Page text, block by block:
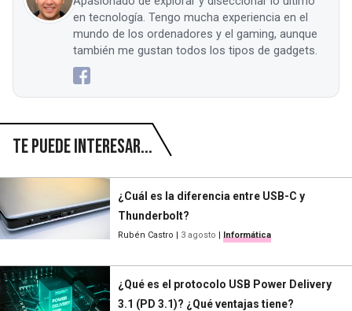
en tecnología. Tengo mucha experiencia en el
mundo de los ordenadores y el gaming, aunque
también me gustan todos los tipos de gadgets.
Te puede interesar...
¿Cuál es la diferencia entre USB-C y
Thunderbolt?
Rubén Castro | 3 agosto | Informática
¿Qué es el protocolo USB Power Delivery
3.1 (PD 3.1)? ¿Qué ventajas tiene?